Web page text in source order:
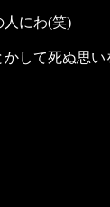
人にわ(笑)
して死ぬ思